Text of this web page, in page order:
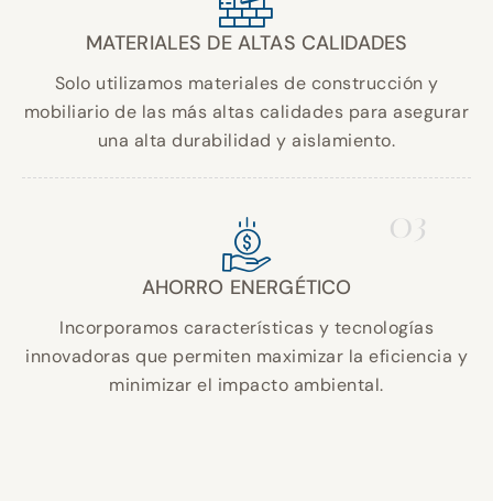
MATERIALES DE ALTAS CALIDADES
Solo utilizamos materiales de construcción y
mobiliario de las más altas calidades para asegurar
una alta durabilidad y aislamiento.
03
AHORRO ENERGÉTICO
Incorporamos características y tecnologías
innovadoras que permiten maximizar la eficiencia y
minimizar el impacto ambiental.